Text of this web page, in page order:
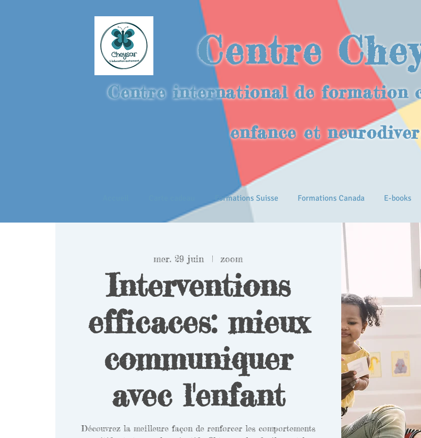
Centre
Centre international de formation
enfance et
Formations Suisse Formations Canada E-books
mer. 29 juin
  |
zoom
Interventions
efficaces: mieux
communiquer
avec l'enfant
Découvrez la meilleure façon de renforcer les comportements